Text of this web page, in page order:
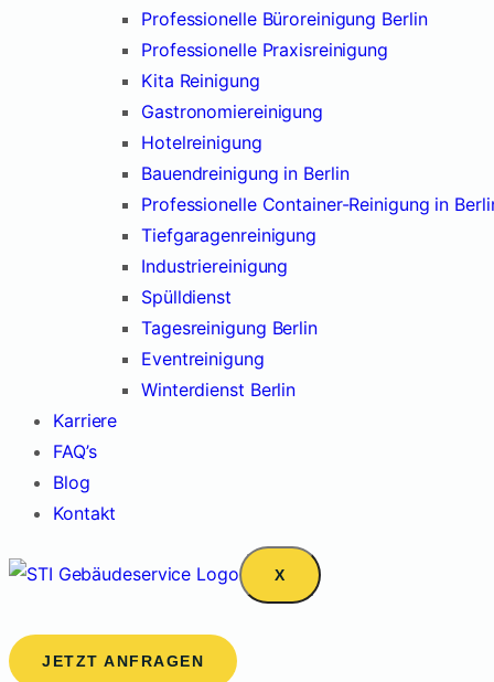
Professionelle Büroreinigung Berlin
Professionelle Praxisreinigung
Kita Reinigung
Gastronomiereinigung
Hotelreinigung
Bauendreinigung in Berlin
Professionelle Container-Reinigung in
Tiefgaragenreinigung
Industriereinigung
Spülldienst
Tagesreinigung Berlin
Eventreinigung
Winterdienst Berlin
Karriere
FAQ’s
Blog
Kontakt
X
JETZT ANFRAGEN